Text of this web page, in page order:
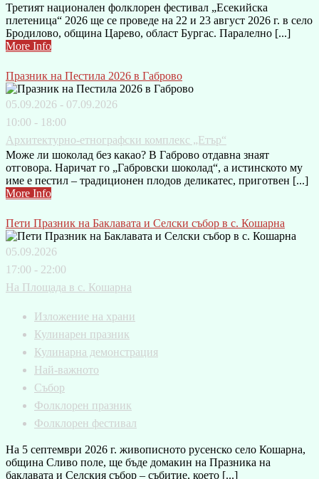
Третият национален фолклорен фестивал „Есекийска
плетеница“ 2026 ще се проведе на 22 и 23 август 2026 г. в село
Бродилово, община Царево, област Бургас. Паралелно [...]
More Info
Празник на Пестила 2026 в Габрово
05.09.2026 - 07.09.2026
10:00 - 18:00
Архитектурно-етнографски комплекс „Етър“
Може ли шоколад без какао? В Габрово отдавна знаят
отговора. Наричат го „Габровски шоколад“, а истинското му
име е пестил – традиционен плодов деликатес, приготвен [...]
More Info
Пети Празник на Баклавата и Селски събор в с. Кошарна
05.09.2026
17:00 - 22:00
На Площада в с. Кошарна
Изложение на храни
Кулинарен празник
Кулинарна демонстрация
Най-важното
Събор
Фолклорен празник
Фолклорен фестивал
На 5 септември 2026 г. живописното русенско село Кошарна,
община Сливо поле, ще бъде домакин на Празника на
баклавата и Селския събор – събитие, което [...]